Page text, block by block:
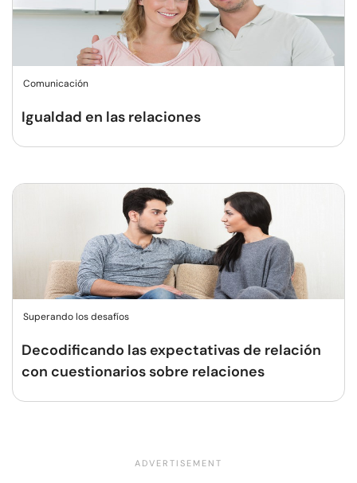
Comunicación
Igualdad en las relaciones
Superando los desafíos
Decodificando las expectativas de relación
con cuestionarios sobre relaciones